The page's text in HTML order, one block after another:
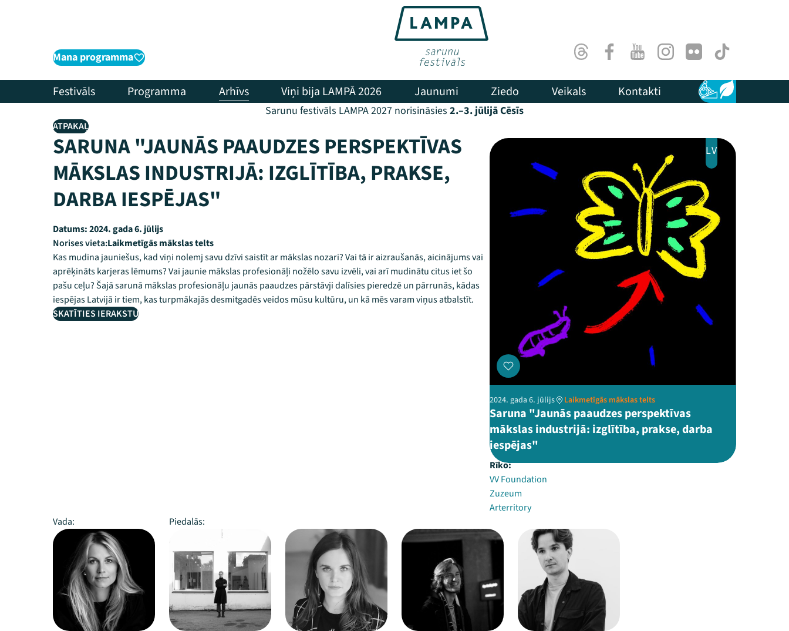
Mana programma ThreadsFacebookYoutubeInstagram
Flick TikTok
Festivāls Programma Arhīvs Viņi bija LAMPĀ 2026 Jaunumi Ziedo Veikals Kontakti Pieejamība
Ilgtspēja
Sarunu festivāls LAMPA 2027 norisināsies 2.–3. jūlijā Cēsīs
ATPAKAĻ
SARUNA "JAUNĀS PAAUDZES PERSPEKTĪVAS
MĀKSLAS INDUSTRIJĀ: IZGLĪTĪBA, PRAKSE,
DARBA IESPĒJAS"
Datums:2024. gada 6. jūlijs
Norises vieta:Laikmetīgās mākslas telts
Kas mudina jauniešus, kad viņi nolemj savu dzīvi saistīt ar mākslas nozari? Vai tā ir aizraušanās, aicinājums vai
aprēķināts karjeras lēmums? Vai jaunie mākslas profesionāļi nožēlo savu izvēli, vai arī mudinātu citus iet šo
pašu ceļu? Šajā sarunā mākslas profesionāļu jaunās paaudzes pārstāvji dalīsies pieredzē un pārrunās, kādas
iespējas Latvijā ir tiem, kas turpmākajās desmitgadēs veidos mūsu kultūru, un kā mēs varam viņus atbalstīt.
SKATĪTIES IERAKSTU
LV
2024. gada 6. jūlijs Laikmetīgās mākslas telts
Saruna "Jaunās paaudzes perspektīvas
mākslas industrijā: izglītība, prakse, darba
iespējas"
Rīko:
VV Foundation
Zuzeum
Arterritory
Vada:
Piedalās: